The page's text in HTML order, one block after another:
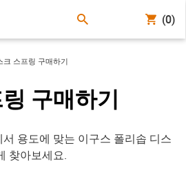
(0)
arrow-right
크 스프링 구매하기
구매하기
용도에 맞는 이구스 폴리솝 디스
찾아보세요.